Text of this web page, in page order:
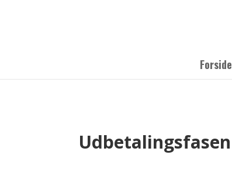
Forside
Udbetalingsfasen